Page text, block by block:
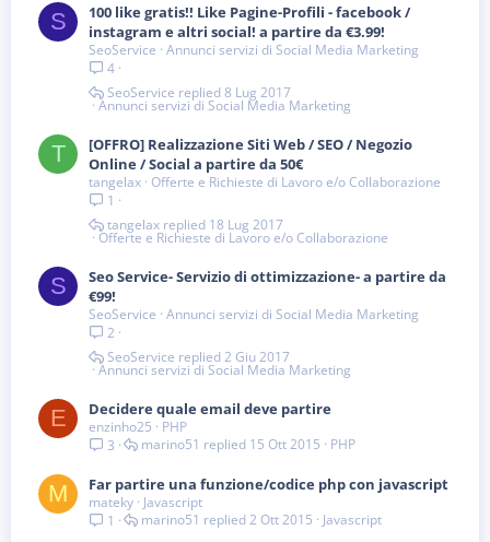
S
100 like gratis!! Like Pagine-Profili - facebook /
instagram e altri social! a partire da €3.99!
SeoService Annunci servizi di Social Media Marketing
4
Annunci servizi di Social Media Marketing
8 Lug 2017
SeoService
T
[OFFRO] Realizzazione Siti Web / SEO / Negozio
Online / Social a partire da 50€
tangelax Offerte e Richieste di Lavoro e/o Collaborazione
1
Offerte e Richieste di Lavoro e/o Collaborazione
18 Lug 2017
tangelax
S
Seo Service- Servizio di ottimizzazione- a partire da
€99!
SeoService Annunci servizi di Social Media Marketing
2
Annunci servizi di Social Media Marketing
2 Giu 2017
SeoService
E Decidere quale email deve partire
enzinho25
PHP
3
PHP
15 Ott 2015
marino51
M Far partire una funzione/codice php con javascript
mateky Javascript
1
Javascript
2 Ott 2015
marino51